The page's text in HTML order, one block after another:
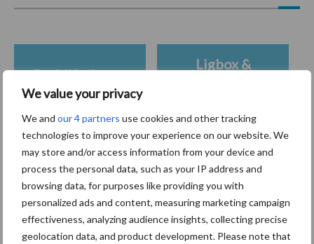
We value your privacy
We and our 4 partners use cookies and other tracking
technologies to improve your experience on our website. We
may store and/or access information from your device and
process the personal data, such as your IP address and
browsing data, for purposes like providing you with
personalized ads and content, measuring marketing campaign
effectiveness, analyzing audience insights, collecting precise
geolocation data, and product development. Please note that
PrimaireRecent nieuws Partner nieuws
Bedrijfsnieuws
Ligbox &
Toon meer